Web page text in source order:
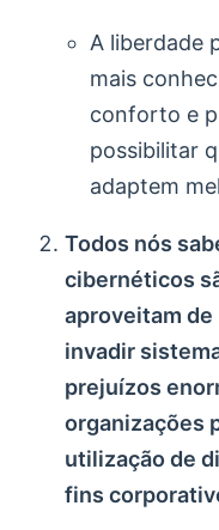
A liberdade
mais
conforto e
possibilitar
adaptem
Todos nós
cibernéticos
aproveitam de
invadir
prejuízos
organizações
utilização de
fins